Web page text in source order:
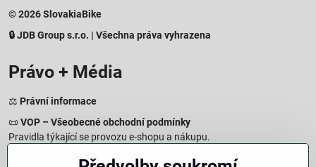
© 2026 SlovakiaBike
🔒 JDB Group s.r.o. | Všechna práva vyhrazena
Právo + Média
⚖️ Právní informace
📜VOP – Všeobecné obchodní podmínky
Pravidla týkající se provozu e-shopu a nákupu.
Zásady zpracování osobních údajů